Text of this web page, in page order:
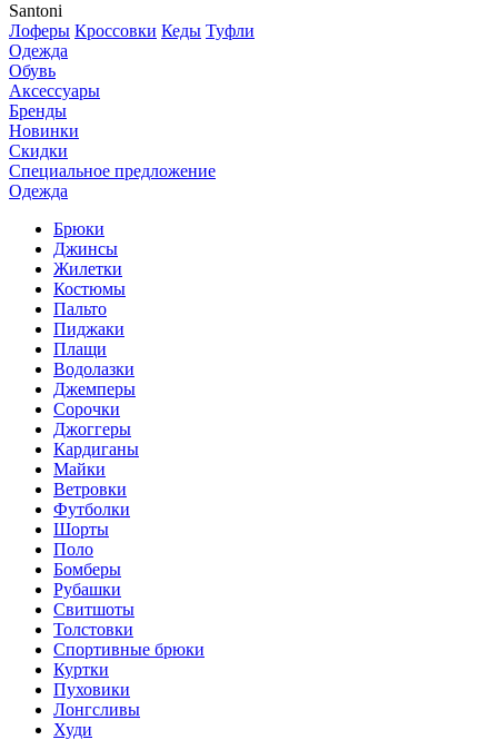
Santoni
Лоферы Кроссовки Кеды Туфли
Одежда
Обувь
Аксессуары
Бренды
Новинки
Скидки
Специальное предложение
Одежда
Брюки
Джинсы
Жилетки
Костюмы
Пальто
Пиджаки
Плащи
Водолазки
Джемперы
Сорочки
Джоггеры
Кардиганы
Майки
Ветровки
Футболки
Шорты
Поло
Бомберы
Рубашки
Свитшоты
Толстовки
Спортивные брюки
Куртки
Пуховики
Лонгсливы
Худи